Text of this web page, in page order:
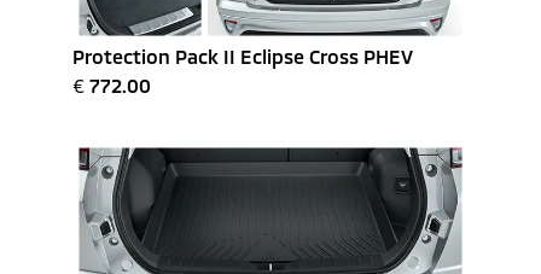
Protection Pack II Eclipse Cross PHEV
€ 772.00